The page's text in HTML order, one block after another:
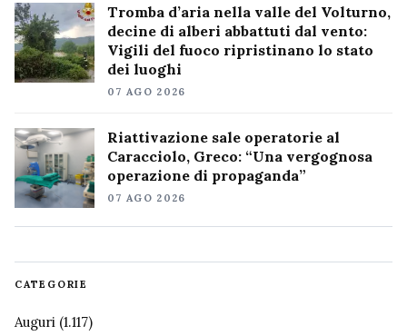
Tromba d’aria nella valle del Volturno,
decine di alberi abbattuti dal vento:
Vigili del fuoco ripristinano lo stato
dei luoghi
07 AGO 2026
Riattivazione sale operatorie al
Caracciolo, Greco: “Una vergognosa
operazione di propaganda”
07 AGO 2026
CATEGORIE
Auguri (1.117)